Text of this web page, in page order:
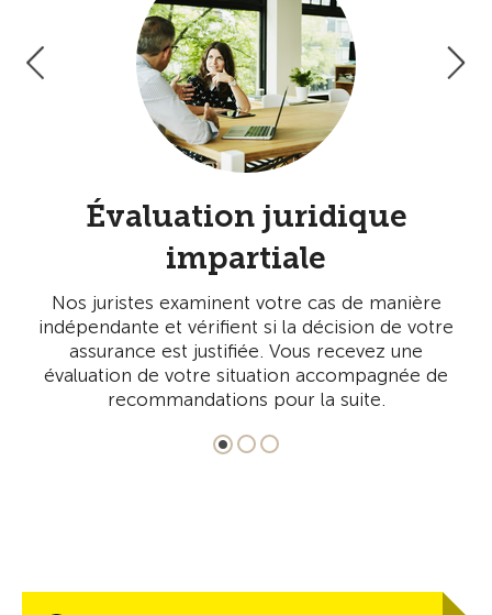
Évaluation juridique
impartiale
Nos juristes examinent votre cas de manière
indépendante et vérifient si la décision de votre
assurance est justifiée. Vous recevez une
évaluation de votre situation accompagnée de
recommandations pour la suite.